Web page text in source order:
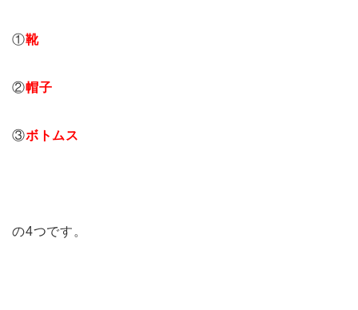
①靴
②帽子
③ボトムス
の4つです。